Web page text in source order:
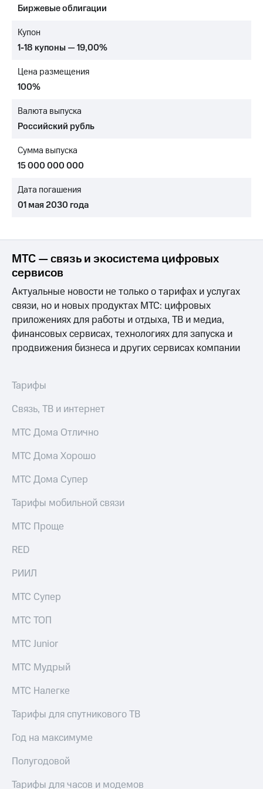
Достижения
Интервью
отчетность
Контакты
Новости
в
и акционерам
Корпоративное
Корпоративный
секретарь
Раскрытие
информации
Информация
акционерам
Документы
ПАО
"МТС"
Собрания
акционеров
капитал
и
Рынок
Описание
Программа
Порядок
выкупа
Описание
Уведомление
погашении
облигаций
Реквизиты
Контакты
развитие
На главную
Биржевые облигации
Купон
1-18 купоны — 19,00%
Цена размещения
100%
Валюта выпуска
Российский рубль
Сумма выпуска
15 000 000 000
Дата погашения
01 мая 2030 года
МТС — связь и экосистема цифровых
сервисов
Актуальные новости не только о тарифах и услугах
связи, но и новых продуктах МТС: цифровых
приложениях для работы и отдыха, ТВ и медиа,
финансовых сервисах, технологиях для запуска и
продвижения бизнеса и других сервисах компании
Тарифы
Связь, ТВ и интернет
МТС Дома Отлично
МТС Дома Хорошо
МТС Дома Супер
Тарифы мобильной связи
МТС Проще
RED
РИИЛ
МТС Супер
МТС ТОП
МТС Junior
МТС Мудрый
МТС Налегке
Тарифы для спутникового ТВ
Год на максимуме
Полугодовой
Тарифы для часов и модемов